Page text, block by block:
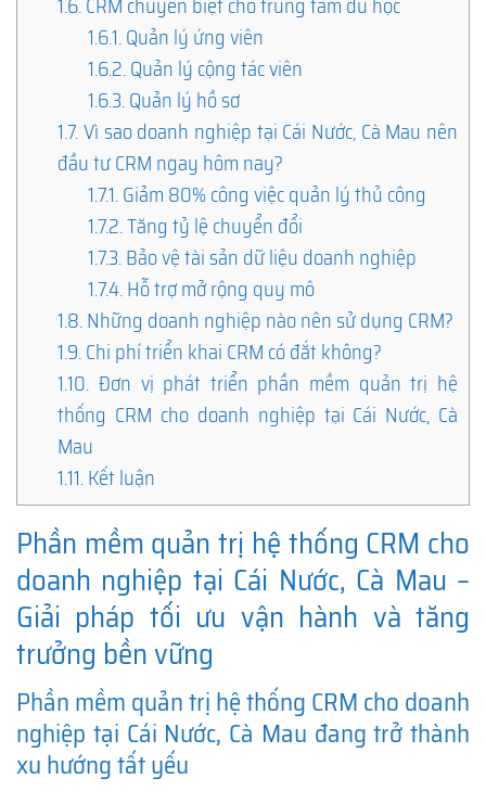
1.6.1.Quản lý ứng viên
1.6.2.Quản lý cộng tác viên
1.6.3.Quản lý hồ sơ
1.7.Vì sao doanh nghiệp tại Cái Nước, Cà Mau nên
đầu tư CRM ngay hôm nay?
1.7.1.Giảm 80% công việc quản lý thủ công
1.7.2.Tăng tỷ lệ chuyển đổi
1.7.3.Bảo vệ tài sản dữ liệu doanh nghiệp
1.7.4.Hỗ trợ mở rộng quy mô
1.8.Những doanh nghiệp nào nên sử dụng CRM?
1.9.Chi phí triển khai CRM có đắt không?
1.10. Đơn vị phát triển phần mềm quản trị hệ
thống CRM cho doanh nghiệp tại Cái Nước, Cà
Mau
1.11.Kết luận
Phần mềm quản trị hệ thống CRM cho
doanh nghiệp tại Cái Nước, Cà Mau –
Giải pháp tối ưu vận hành và tăng
trưởng bền vững
Phần mềm quản trị hệ thống CRM cho doanh
nghiệp tại Cái Nước, Cà Mau đang trở thành
xu hướng tất yếu